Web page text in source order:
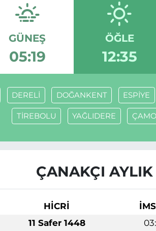
GÜNEŞ
05:19
ÖĞLE
12:35
DERELİ DOĞANKENT ESPİYE
TİREBOLU YAĞLIDERE
ÇANAKÇI
HİCRİ
11 Safer 1448